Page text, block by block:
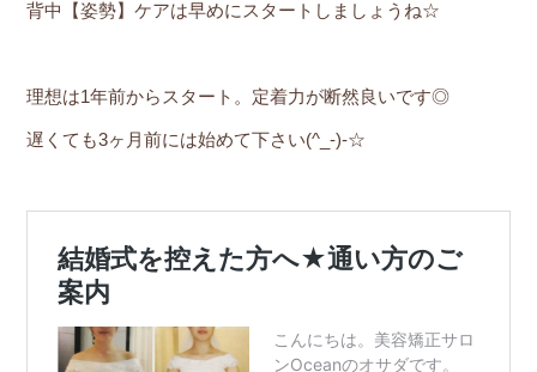
背中【姿勢】ケアは早めにスタートしましょうね☆
理想は1年前からスタート。定着力が断然良いです◎
遅くても3ヶ月前には始めて下さい(^_-)-☆